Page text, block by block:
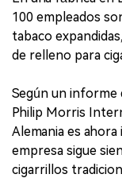
100 empleados
tabaco
de relleno para
Según un informe
Philip Morris
Alemania es
empresa sigue
cigarrillos